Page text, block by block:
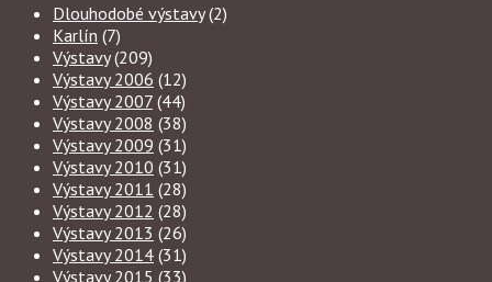
Dlouhodobé výstavy(2)
Karlín (7)
Výstavy(209)
Výstavy 2006 (12)
Výstavy 2007 (44)
Výstavy 2008 (38)
Výstavy 2009 (31)
Výstavy 2010 (31)
Výstavy 2011 (28)
Výstavy 2012 (28)
Výstavy 2013 (26)
Výstavy 2014 (31)
Výstavy 2015 (33)